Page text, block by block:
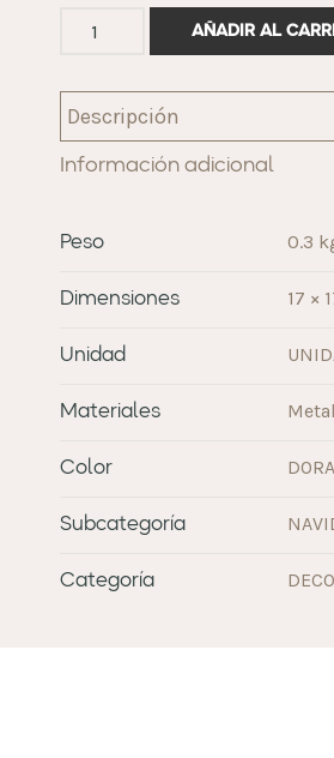
AÑADIR AL
Descripción
Información adicional
Peso 0.3
Dimensiones 17 ×
Unidad
Materiales
Color
Subcategoría
Categoría